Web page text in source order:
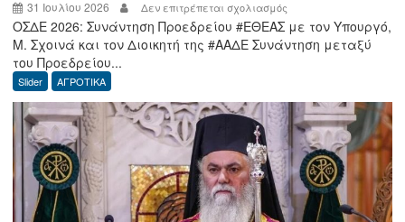
31 Ιουλίου 2026 Δεν επιτρέπεται σχολιασμός
ΟΣΔΕ
2026:
ΕΘΕΑΣ
με
τον
Υπουργό,
Μ.
Σχοινά
ΟΣΔΕ 2026: Συνάντηση Προεδρείου #ΕΘΕΑΣ με τον Υπουργό,
Μ. Σχοινά και τον Διοικητή της #ΑΑΔΕ Συνάντηση μεταξύ
του Προεδρείου...
Slider ΑΓΡΟΤΙΚΑ